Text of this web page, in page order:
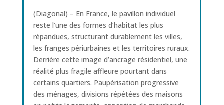
(Diagonal) – En France, le pavillon individuel
reste l’une des formes d’habitat les plus
répandues, structurant durablement les villes,
les franges périurbaines et les territoires ruraux.
Derrière cette image d’ancrage résidentiel, une
réalité plus fragile affleure pourtant dans
certains quartiers. Paupérisation progressive
des ménages, divisions répétées des maisons